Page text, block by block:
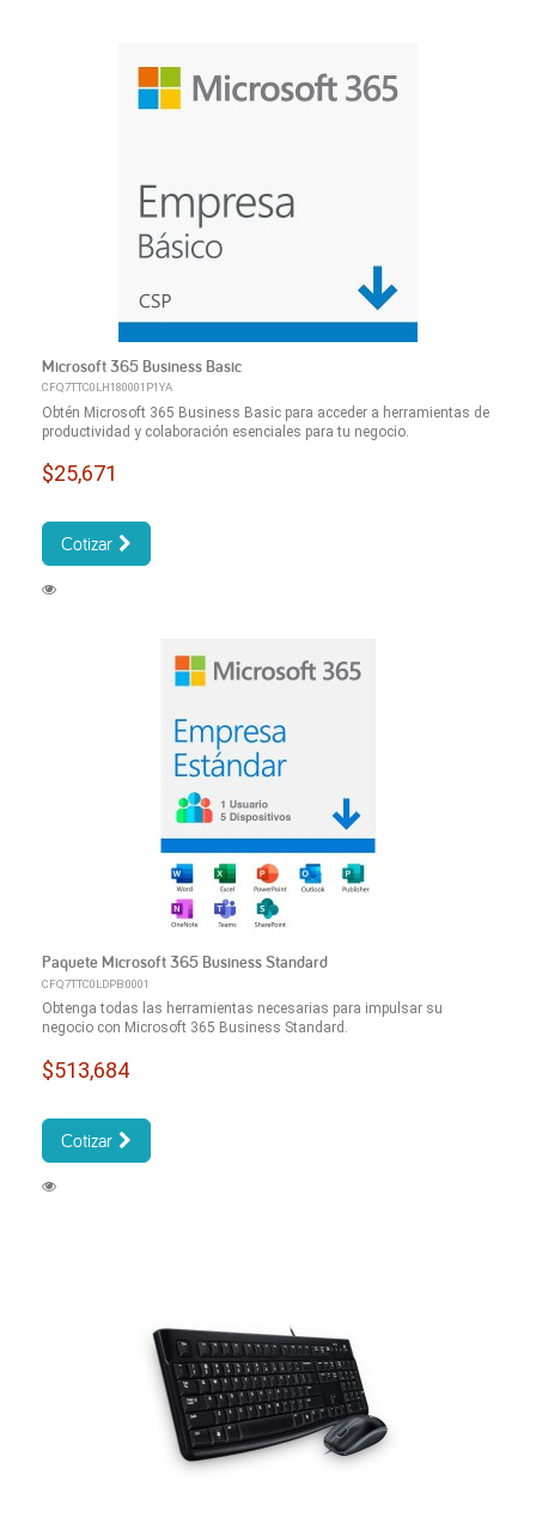
Microsoft 365 Business Basic
CFQ7TTC0LH180001P1YA
Obtén Microsoft 365 Business Basic para acceder a herramientas de
productividad y colaboración esenciales para tu negocio.
$25,671
Cotizar
Paquete Microsoft 365 Business Standard
CFQ7TTC0LDPB:0001
Obtenga todas las herramientas necesarias para impulsar su
negocio con Microsoft 365 Business Standard.
$513,684
Cotizar